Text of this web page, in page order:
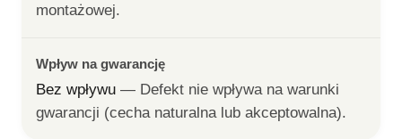
montażowej.
Wpływ na gwarancję
Bez wpływu — Defekt nie wpływa na warunki
gwarancji (cecha naturalna lub akceptowalna).